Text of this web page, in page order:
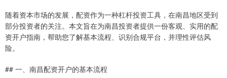
随着资本市场的发展，配资作为一种杠杆投资工具，在南昌地区受到
部分投资者的关注。本文旨在为南昌投资者提供一份客观、实用的配
资开户指南，帮助您了解基本流程、识别合规平台，并理性评估风
险。
## 一、南昌配资开户的基本流程